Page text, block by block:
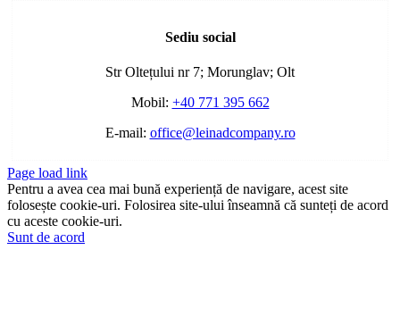
Sediu social
Str Oltețului nr 7; Morunglav; Olt
Mobil: +40 771 395 662
E-mail: office@leinadcompany.ro
Page load link
Pentru a avea cea mai bună experiență de navigare, acest site
folosește cookie-uri. Folosirea site-ului înseamnă că sunteți de acord
cu aceste cookie-uri.
Sunt de acord